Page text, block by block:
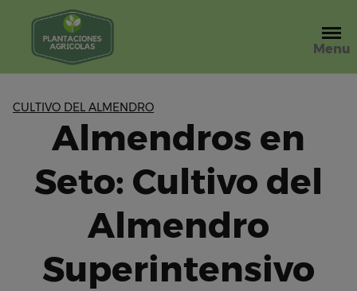
contenido
Menu
CULTIVO DEL ALMENDRO
Almendros en
Seto: Cultivo del
Almendro
Superintensivo